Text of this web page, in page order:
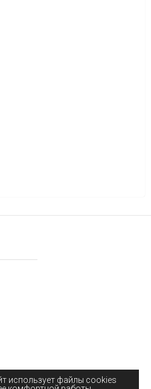
использует файлы cookies